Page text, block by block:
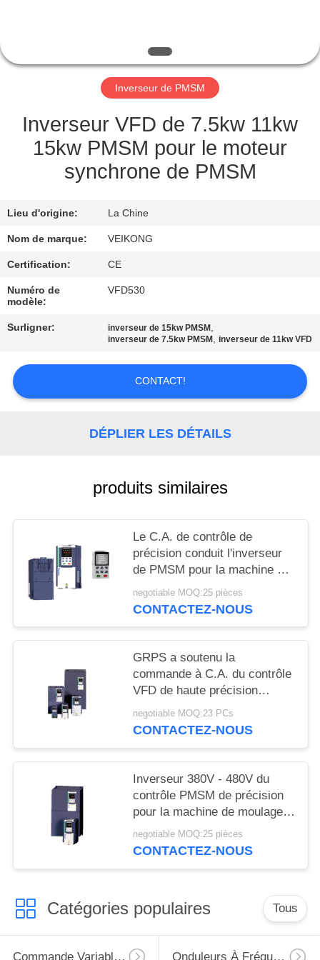
L'USINE
CONTRÔLE
DE
QUALITÉ
NOUS
CONTACTER
DEMANDEZ
UNE
CITATION
PLAN
DU
PROTECTION
VIE
Inverseur de PMSM
Inverseur VFD de 7.5kw 11kw
15kw PMSM pour le moteur
synchrone de PMSM
Lieu d'origine: La Chine
Nom de marque: VEIKONG
Certification: CE
Numéro de
modèle:
VFD530
Surligner: inverseur de 15kw PMSM ,
inverseur de 7.5kw PMSM ,inverseur de 11kw VFD
CONTACT!
DÉPLIER LES DÉTAILS
produits similaires
Le C.A. de contrôle de
précision conduit l'inverseur
de PMSM pour la machine de
moulage en plastique
triphasée
negotiable MOQ:25 pièces
CONTACTEZ-NOUS
GRPS a soutenu la
commande à C.A. du contrôle
VFD de haute précision
d'inverseur de PMSM
negotiable MOQ:23 PCs
CONTACTEZ-NOUS
Inverseur 380V - 480V du
contrôle PMSM de précision
pour la machine de moulage
en plastique
negotiable MOQ:25 pièces
CONTACTEZ-NOUS
Catégories populaires Tous
Commande Variable De Fréquence De VFD Onduleurs À Fréquence Variable